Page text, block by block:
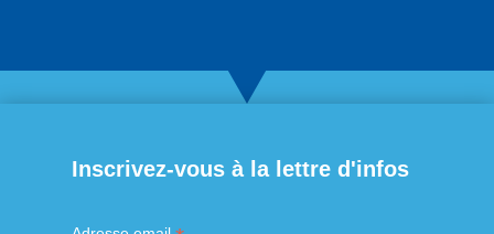
Inscrivez-vous à la lettre d'infos